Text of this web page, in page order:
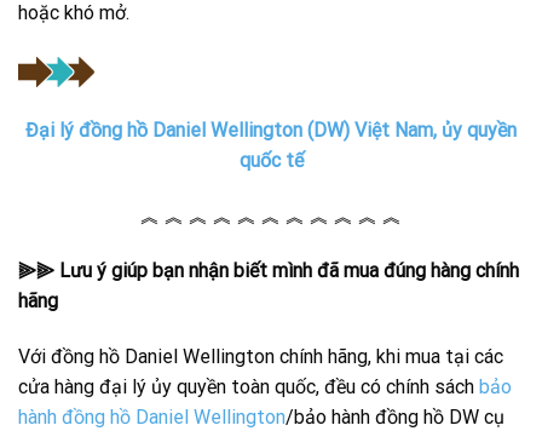
hoặc khó mở.
Đại lý đồng hồ Daniel Wellington (DW) Việt Nam, ủy quyền
quốc tế
︽ ︽ ︽ ︽ ︽ ︽ ︽ ︽ ︽ ︽ ︽
⫸⫸ Lưu ý giúp bạn nhận biết mình đã mua đúng hàng chính
hãng
Với đồng hồ Daniel Wellington chính hãng, khi mua tại các
cửa hàng đại lý ủy quyền toàn quốc, đều có chính sách bảo
hành đồng hồ Daniel Wellington/bảo hành đồng hồ DW cụ